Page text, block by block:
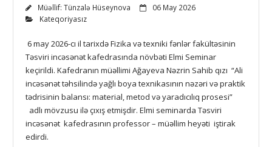
Müəllif: Tünzalə Hüseynova
06 May 2026
Kateqoriyasız
6 may 2026-cı il tarixdə Fizika və texniki fənlər fakültəsinin
Təsviri incəsənət kafedrasında növbəti Elmi Seminar
keçirildi. Kafedranın müəllimi Ağayeva Nəzrin Sahib qızı “Ali
incəsənət təhsilində yağlı boya texnikasının nəzəri və praktik
tədrisinin balansı: material, metod və yaradıcılıq prosesi”
adlı mövzusu ilə çıxış etmişdir. Elmi seminarda Təsviri
incəsənət kafedrasının professor – müəllim heyəti iştirak
edirdi.